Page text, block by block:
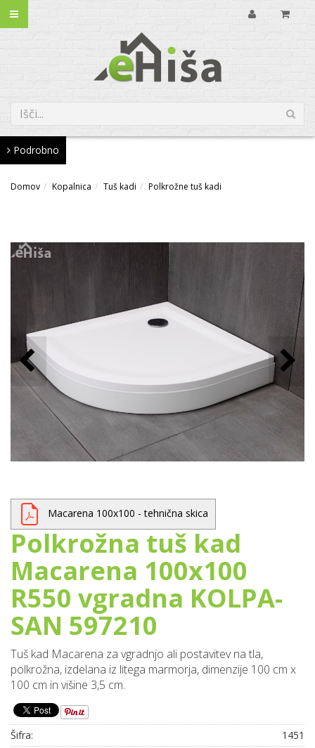
Podrobno
Domov Kopalnica Tuš kadi Polkrožne tuš kadi
Macarena 100x100 - tehnična skica
Polkrožna tuš kad
Macarena 100x100
R550 vgradna KOLPA-
SAN 597210
Tuš kad Macarena za vgradnjo ali postavitev na tla,
polkrožna, izdelana iz litega marmorja, dimenzije 100 cm x
100 cm in višine 3,5 cm.
Šifra:
1451